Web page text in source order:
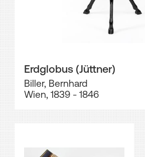
Erdglobus (Jüttner)
Biller, Bernhard
Wien, 1839 - 1846